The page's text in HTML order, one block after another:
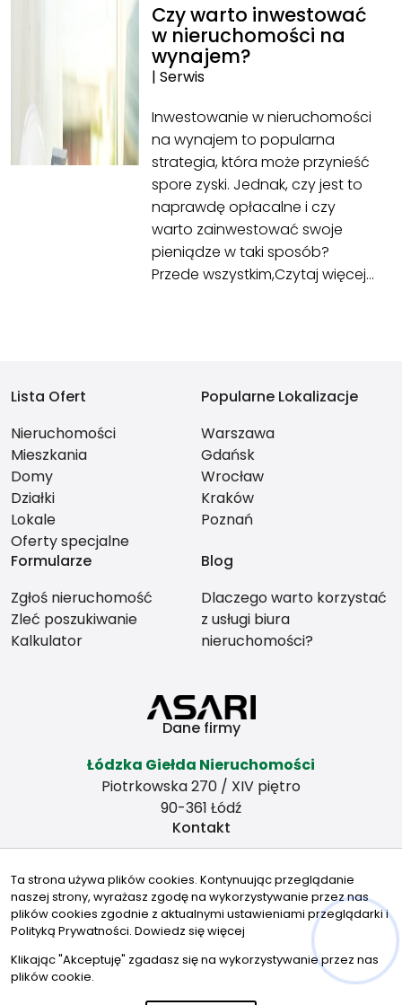
Czy warto inwestować
w nieruchomości na
wynajem?
| Serwis
Inwestowanie w nieruchomości
na wynajem to popularna
strategia, która może przynieść
spore zyski. Jednak, czy jest to
naprawdę opłacalne i czy
warto zainwestować swoje
pieniądze w taki sposób?
Przede wszystkim,Czytaj więcej…
Lista Ofert
Nieruchomości
Mieszkania
Domy
Działki
Lokale
Oferty specjalne
Popularne Lokalizacje
Warszawa
Gdańsk
Wrocław
Kraków
Poznań
Formularze
Zgłoś nieruchomość
Zleć poszukiwanie
Kalkulator
Blog
Dlaczego warto korzystać
z usługi biura
nieruchomości?
Dane firmy
Łódzka Giełda Nieruchomości
Piotrkowska 270 / XIV piętro
90-361 Łódź
Kontakt
501378617
Znajdziesz nas tu
Ta strona używa plików cookies. Kontynuując przeglądanie
naszej strony, wyrażasz zgodę na wykorzystywanie przez nas
plików cookies zgodnie z aktualnymi ustawieniami przeglądarki i
Polityką Prywatności. Dowiedz się więcej
Klikając "Akceptuję" zgadasz się na wykorzystywanie przez nas
plików cookie.